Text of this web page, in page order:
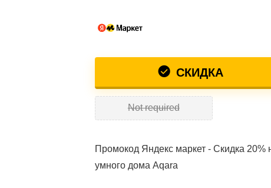
СКИДКА
Not required
Промокод Яндекс маркет - Скидка 20%
умного дома Aqara